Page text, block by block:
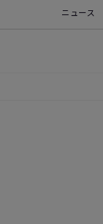
ニュース